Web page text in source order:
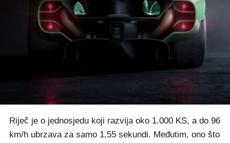
Riječ je o jednosjedu koji razvija oko 1.000 KS, a do 96
km/h ubrzava za samo 1,55 sekundi. Međutim, ono što